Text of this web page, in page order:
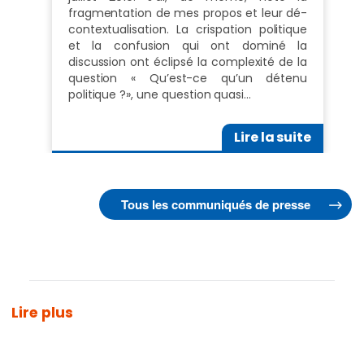
fragmentation de mes propos et leur dé-
contextualisation. La crispation politique
et la confusion qui ont dominé la
discussion ont éclipsé la complexité de la
question « Qu’est-ce qu’un détenu
politique ?», une question quasi…
Lire la suite
Tous les communiqués de presse
Lire plus